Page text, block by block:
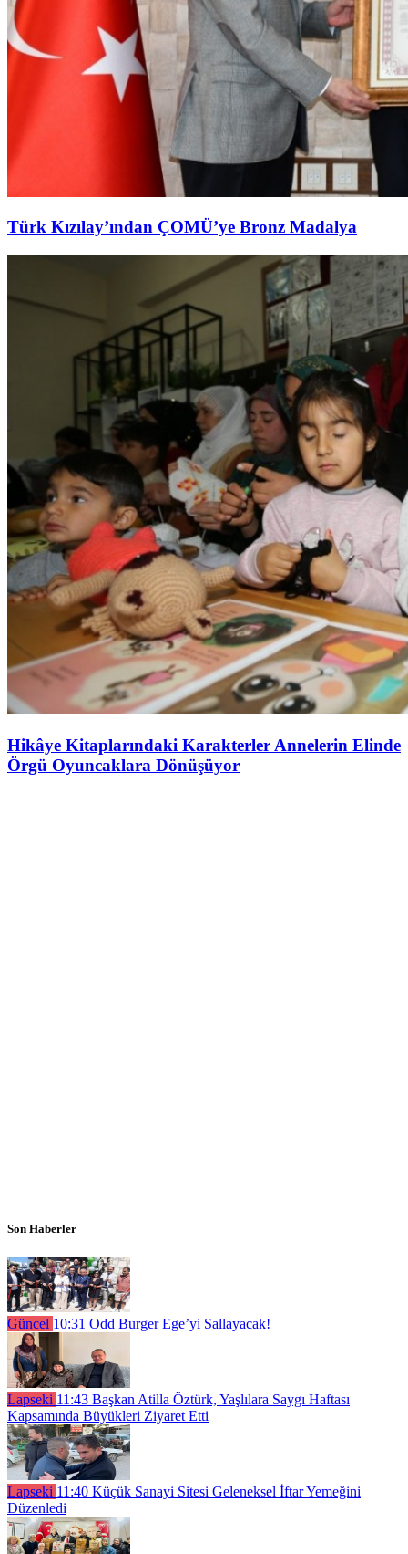
Türk Kızılay’ından ÇOMÜ’ye Bronz Madalya
Hikâye Kitaplarındaki Karakterler Annelerin Elinde
Örgü Oyuncaklara Dönüşüyor
Son Haberler
Güncel 10:31 Odd Burger Ege’yi Sallayacak!
Lapseki 11:43 Başkan Atilla Öztürk, Yaşlılara Saygı Haftası
Kapsamında Büyükleri Ziyaret Etti
Lapseki 11:40 Küçük Sanayi Sitesi Geleneksel İftar Yemeğini
Düzenledi